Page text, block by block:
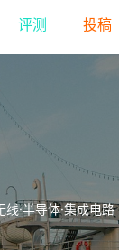
评测 投稿
线·半导体·集成电路